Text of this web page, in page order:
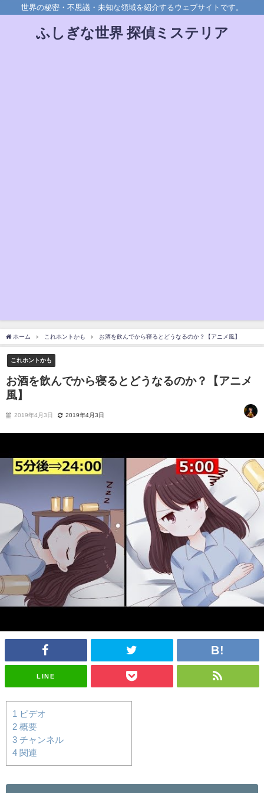
世界の秘密・不思議・未知な領域を紹介するウェブサイトです。
ふしぎな世界 探偵ミステリア
ホーム これホントかも お酒を飲んでから寝るとどうなるのか？【アニメ風】
これホントかも
お酒を飲んでから寝るとどうなるのか？【アニメ
風】
2019年4月3日 2019年4月3日
LINE
1
ビデオ
2 概要
3 チャンネル
4 関連